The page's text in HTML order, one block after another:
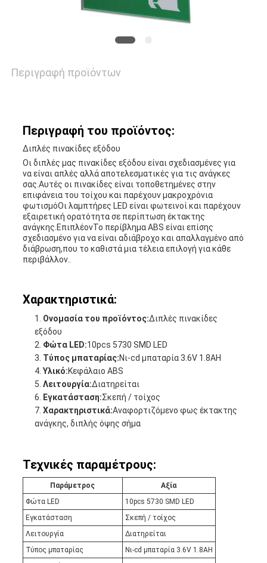
Περιγραφή προϊόντων
Περιγραφή του προϊόντος:
Διπλές πινακίδες εξόδου
Οι διπλές μας πινακίδες εξόδου είναι σχεδιασμένες για
να είναι απλές αλλά αποτελεσματικές για τις ανάγκες
σας.Αυτές οι πινακίδες είναι τοποθετημένες στην
επιφάνεια του τοίχου και παρέχουν μακροχρόνια
φωτισμόΟι λαμπτήρες LED είναι φωτεινοί και παρέχουν
εξαιρετική ορατότητα σε περίπτωση έκτακτης
ανάγκης.ΕπιπλέονΤο περίβλημα ABS είναι επίσης
σχεδιασμένο για να είναι αδιάβροχο και απαλλαγμένο από
διάβρωση,που το καθιστά μια τέλεια επιλογή για κάθε
περιβάλλον..
Χαρακτηριστικά:
Ονομασία του προϊόντος:Διπλές πινακίδες
εξόδου
Φώτα LED:10pcs 5730 SMD LED
Τύπος μπαταρίας:Νι-cd μπαταρία 3.6V 1.8AH
Υλικό:Κεφάλαιο ABS
Λειτουργία:Διατηρείται
Εγκατάσταση:Σκεπή / τοίχος
Χαρακτηριστικά:Αναφορτιζόμενο φως έκτακτης
ανάγκης, διπλής όψης σήμα
Τεχνικές παραμέτρους:
Παράμετρος
Αξία
Φώτα LED
10pcs 5730 SMD LED
Εγκατάσταση
Σκεπή / τοίχος
Λειτουργία
Διατηρείται
Τύπος μπαταρίας
Νι-cd μπαταρία 3.6V 1.8AH